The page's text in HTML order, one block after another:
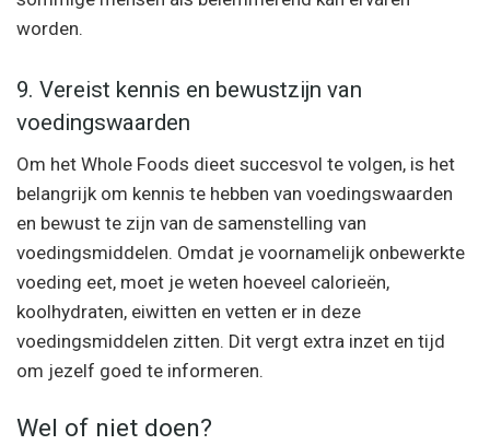
worden.
9. Vereist kennis en bewustzijn van
voedingswaarden
Om het Whole Foods dieet succesvol te volgen, is het
belangrijk om kennis te hebben van voedingswaarden
en bewust te zijn van de samenstelling van
voedingsmiddelen. Omdat je voornamelijk onbewerkte
voeding eet, moet je weten hoeveel calorieën,
koolhydraten, eiwitten en vetten er in deze
voedingsmiddelen zitten. Dit vergt extra inzet en tijd
om jezelf goed te informeren.
Wel of niet doen?